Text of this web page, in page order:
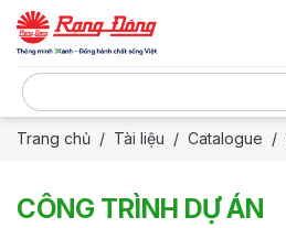
Trang chủ Tài liệu Catalogue
CÔNG TRÌNH DỰ ÁN